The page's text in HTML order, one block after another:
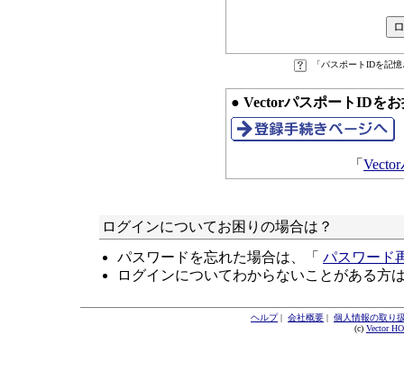
「パスポートIDを記
● VectorパスポートIDを
「
ログインについてお困りの場合は？
パスワードを忘れた場合は、「 パスワード
ログインについてわからないことがある方
ヘルプ| 会社概要 | 個人情報の取り
(c) Vector